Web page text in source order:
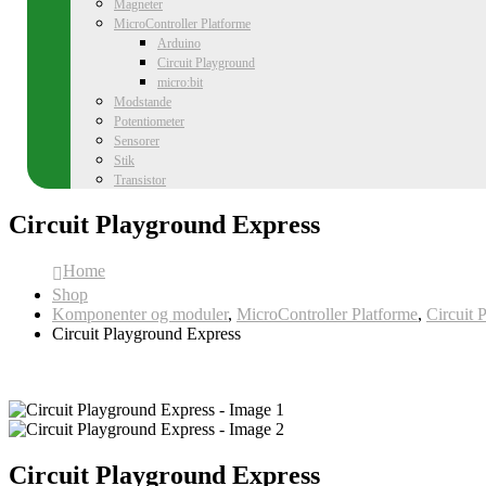
Magneter
MicroController Platforme
Arduino
Circuit Playground
micro:bit
Modstande
Potentiometer
Sensorer
Stik
Transistor
Circuit Playground Express
Home
Shop
Komponenter og moduler, MicroController Platforme, Circuit
Circuit Playground Express
Circuit Playground Express